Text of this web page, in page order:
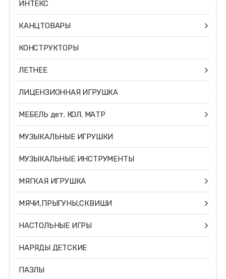
ИНТЕКС
КАНЦТОВАРЫ
КОНСТРУКТОРЫ
ЛЕТНЕЕ
ЛИЦЕНЗИОННАЯ ИГРУШКА
МЕБЕЛЬ дет. КОЛ. МАТР
МУЗЫКАЛЬНЫЕ ИГРУШКИ
МУЗЫКАЛЬНЫЕ ИНСТРУМЕНТЫ
МЯГКАЯ ИГРУШКА
МЯЧИ,ПРЫГУНЫ,СКВИШИ
НАСТОЛЬНЫЕ ИГРЫ
НАРЯДЫ ДЕТСКИЕ
ПАЗЛЫ